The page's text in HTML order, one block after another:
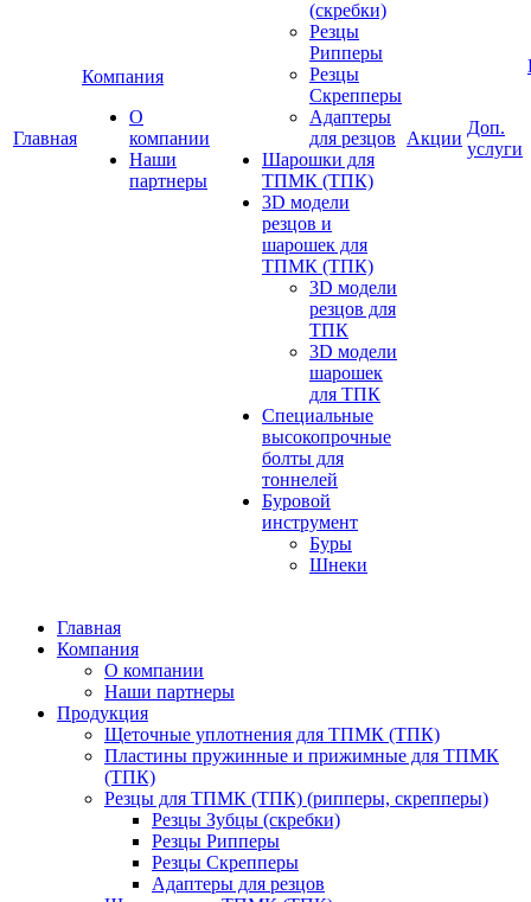
Главная
Компания
О
компании
Наши
партнеры
(скребки)
Резцы
Рипперы
Резцы
Скрепперы
Адаптеры
для резцов
Шарошки для
ТПМК (ТПК)
3D модели
резцов и
шарошек для
ТПМК (ТПК)
3D модели
резцов для
ТПК
3D модели
шарошек
для ТПК
Специальные
высокопрочные
болты для
тоннелей
Буровой
инструмент
Буры
Шнеки
Акции
Доп.
услуги
Главная
Компания
О компании
Наши партнеры
Продукция
Щеточные уплотнения для ТПМК (ТПК)
Пластины пружинные и прижимные для ТПМК
(ТПК)
Резцы для ТПМК (ТПК) (рипперы, скрепперы)
Резцы Зубцы (скребки)
Резцы Рипперы
Резцы Скрепперы
Адаптеры для резцов